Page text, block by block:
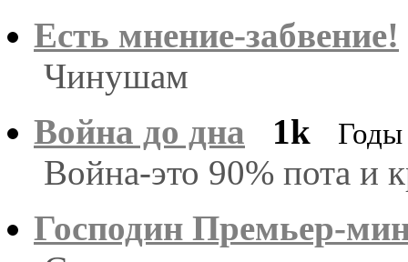
Есть мнение-забвение!
Чинушам
Война до дна
1k
Война-это 90% пота и
Господин Премьер-